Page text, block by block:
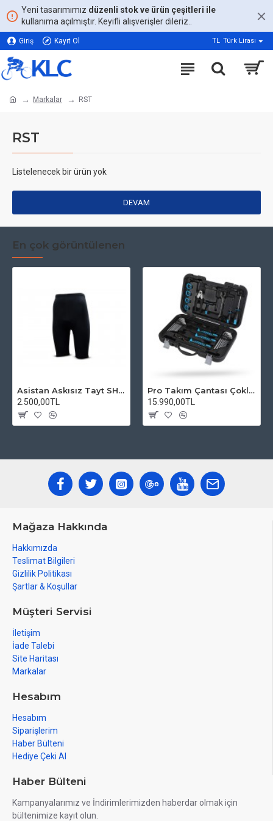
Yeni tasarımımız düzenli stok ve ürün çeşitleri ile
kullanıma açılmıştır. Keyifli alışverişler dileriz..
Giriş Kayıt Ol TL Türk Lirası
Markalar RST
RST
Listelenecek bir ürün yok
DEVAM
En çok görüntülenen
Asistan Askısız Tayt SH20 Pedli Siyah
2.500,00TL
Pro Takım Çantası Çoklu Tamir Seti
15.990,00TL
Mağaza Hakkında
Hakkımızda
Teslimat Bilgileri
Gizlilik Politikası
Şartlar & Koşullar
Müşteri Servisi
İletişim
İade Talebi
Site Haritası
Markalar
Hesabım
Hesabım
Siparişlerim
Haber Bülteni
Hediye Çeki Al
Haber Bülteni
Kampanyalarımız ve İndirimlerimizden haberdar olmak için
bültenimize kayıt olun.